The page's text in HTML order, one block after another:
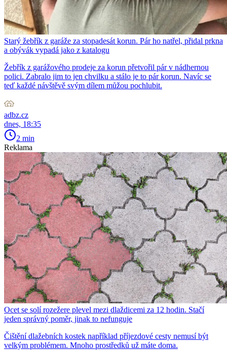
Starý žebřík z garáže za stopadesát korun. Pár ho natřel, přidal prkna
a obývák vypadá jako z katalogu
Žebřík z garážového prodeje za korun přetvořil pár v nádhernou
polici. Zabralo jim to jen chvilku a stálo je to pár korun. Navíc se
teď každé návštěvě svým dílem můžou pochlubit.
adbz.cz
dnes, 18:35
2 min
Reklama
Ocet se solí rozežere plevel mezi dlaždicemi za 12 hodin. Stačí
jeden správný poměr, jinak to nefunguje
Čištění dlažebních kostek například příjezdové cesty nemusí být
velkým problémem. Mnoho prostředků už máte doma.